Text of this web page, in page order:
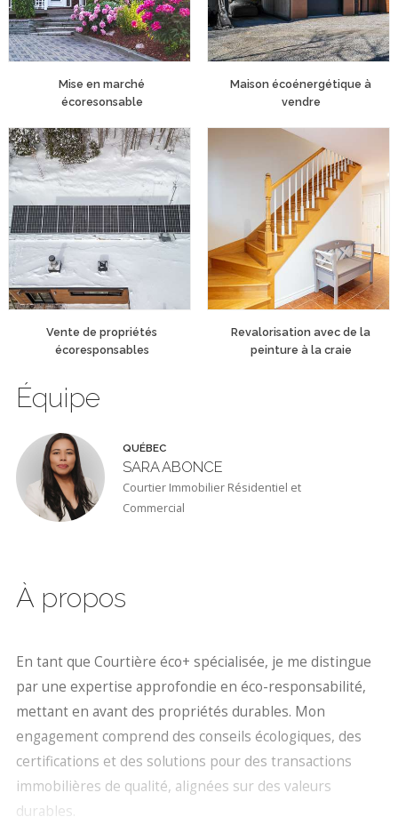
Mise en marché
écoresonsable
Maison écoénergétique à
vendre
Vente de propriétés
écoresponsables
Revalorisation avec de la
peinture à la craie
Équipe
QUÉBEC
SARA ABONCE
Courtier Immobilier Résidentiel et
Commercial
À propos
En tant que Courtière éco+ spécialisée, je me distingue
par une expertise approfondie en éco-responsabilité,
mettant en avant des propriétés durables. Mon
engagement comprend des conseils écologiques, des
certifications et des solutions pour des transactions
immobilières de qualité, alignées sur des valeurs
durables.